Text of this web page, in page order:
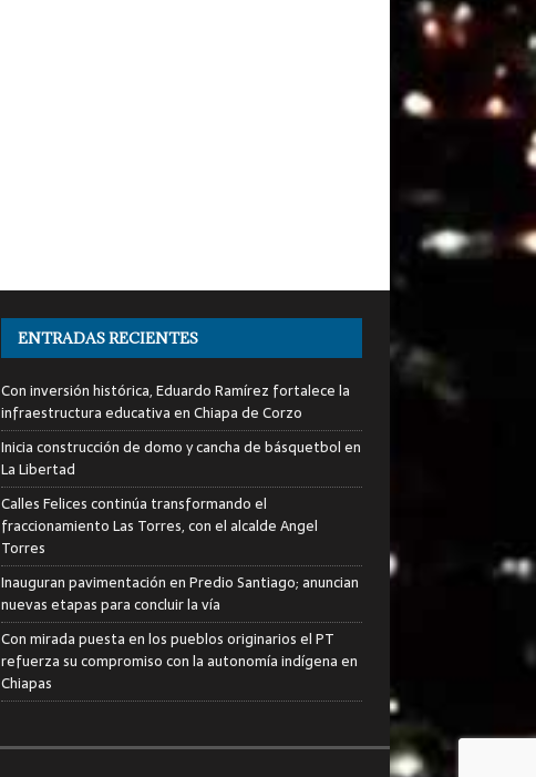
ENTRADAS RECIENTES
Con inversión histórica, Eduardo Ramírez fortalece la
infraestructura educativa en Chiapa de Corzo
Inicia construcción de domo y cancha de básquetbol en
La Libertad
Calles Felices continúa transformando el
fraccionamiento Las Torres, con el alcalde Angel
Torres
Inauguran pavimentación en Predio Santiago; anuncian
nuevas etapas para concluir la vía
Con mirada puesta en los pueblos originarios el PT
refuerza su compromiso con la autonomía indígena en
Chiapas